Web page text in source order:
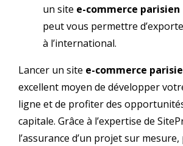
un site e-commerce parisien
peut vous permettre
à l’international.
Lancer un site e-commerce
excellent moyen de développer
ligne et de profiter des
capitale. Grâce à l’expertise de
l’assurance d’un projet sur